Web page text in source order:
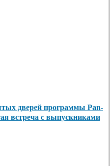
дверей программы Pan-
встреча с выпускниками